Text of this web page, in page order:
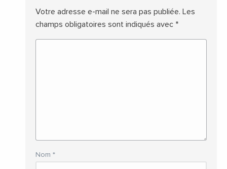
Votre adresse e-mail ne sera pas publiée. Les
champs obligatoires sont indiqués avec *
Nom *